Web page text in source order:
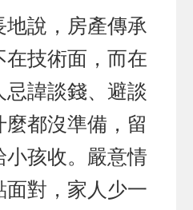
地說，房產傳承
技術面，而在
忌諱談錢、避談
都沒準備，留
孩收。嚴意情
面對，家人少一